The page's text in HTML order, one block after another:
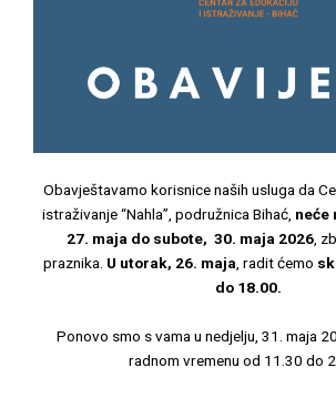
Obavještavamo korisnice naših usluga da
istraživanje “Nahla”, podružnica Bihać, neće
27. maja do subote, 30. maja 2026 ,
praznika. U utorak, 26. maja , radit ćemo
do 18.00.
Ponovo smo s vama u nedjelju, 31. maja
radnom vremenu od 11.30 do